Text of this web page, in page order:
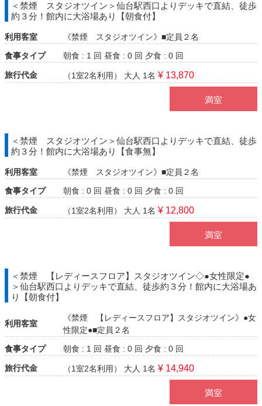
＜禁煙 スタジオツイン＞仙台駅西口よりデッキで直結、徒歩
約３分！館内に大浴場あり【朝食付】
利用客室
《禁煙 スタジオツイン》■定員２名
食事タイプ
朝食 : 1 回 昼食 : 0 回 夕食 : 0 回
旅行代金 （1室2名利用） 大人 1名 ¥ 13,870
満室
＜禁煙 スタジオツイン＞仙台駅西口よりデッキで直結、徒歩
約３分！館内に大浴場あり【食事無】
利用客室
《禁煙 スタジオツイン》■定員２名
食事タイプ
朝食 : 0 回 昼食 : 0 回 夕食 : 0 回
旅行代金 （1室2名利用） 大人 1名 ¥ 12,800
満室
＜禁煙 【レディースフロア】スタジオツイン◇●女性限定●
＞仙台駅西口よりデッキで直結、徒歩約３分！館内に大浴場あ
り【朝食付】
利用客室
《禁煙 【レディースフロア】スタジオツイン》●女
性限定●■定員２名
食事タイプ
朝食 : 1 回 昼食 : 0 回 夕食 : 0 回
旅行代金 （1室2名利用） 大人 1名 ¥ 14,940
満室